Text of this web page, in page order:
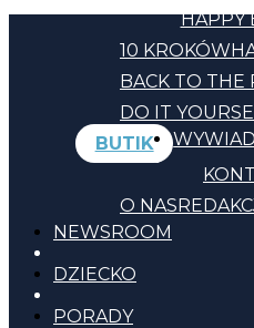
HAPPY
10 KROKÓW
BACK TO THE
DO IT
BUTIK
O NAS
NEWSROOM
DZIECKO
PORADY